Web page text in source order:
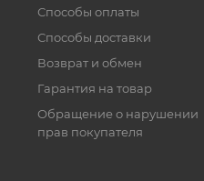
Способы оплаты
Способы доставки
Возврат и обмен
Гарантия на товар
Обращение о нарушении
прав покупателя